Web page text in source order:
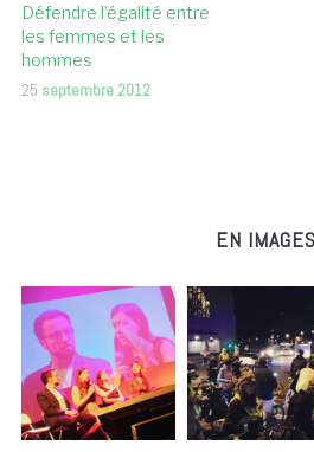
Défendre l’égalité entre
les femmes et les
hommes
25 septembre 2012
EN IMAGES